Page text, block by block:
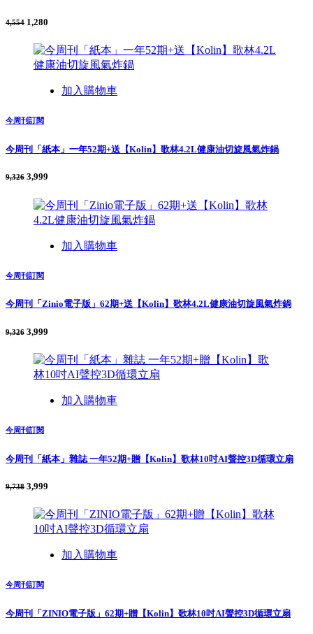
4,554 1,280
加入購物車
今周刊訂閱
今周刊「紙本」一年52期+送【Kolin】歌林4.2L健康油切旋風氣炸鍋
9,326 3,999
加入購物車
今周刊訂閱
今周刊「Zinio電子版」62期+送【Kolin】歌林4.2L健康油切旋風氣炸鍋
9,326 3,999
加入購物車
今周刊訂閱
今周刊「紙本」雜誌 一年52期+贈【Kolin】歌林10吋AI聲控3D循環立扇
9,738 3,999
加入購物車
今周刊訂閱
今周刊「ZINIO電子版」62期+贈【Kolin】歌林10吋AI聲控3D循環立扇